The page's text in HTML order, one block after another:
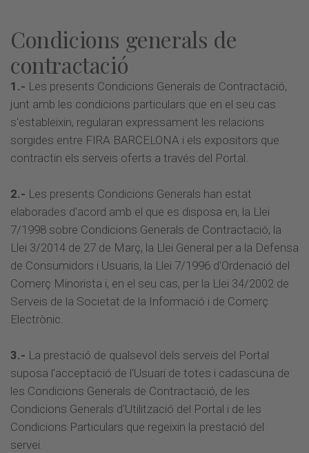
Condicions generals de
contractació
1.- Les presents Condicions Generals de Contractació,
junt amb les condicions particulars que en el seu cas
s'estableixin, regularan expressament les relacions
sorgides entre FIRA BARCELONA i els expositors que
contractin els serveis oferts a través del Portal.
2.- Les presents Condicions Generals han estat
elaborades d'acord amb el que es disposa en, la Llei
7/1998 sobre Condicions Generals de Contractació, la
Llei 3/2014 de 27 de Març, la Llei General per a la Defensa
de Consumidors i Usuaris, la Llei 7/1996 d'Ordenació del
Comerç Minorista i, en el seu cas, per la Llei 34/2002 de
Serveis de la Societat de la Informació i de Comerç
Electrònic.
3.- La prestació de qualsevol dels serveis del Portal
suposa l'acceptació de l'Usuari de totes i cadascuna de
les Condicions Generals de Contractació, de les
Condicions Generals d'Utilització del Portal i de les
Condicions Particulars que regeixin la prestació del
servei.